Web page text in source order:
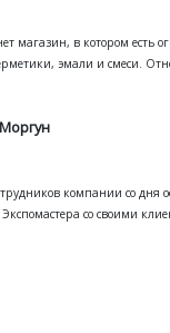
магазин, в котором есть
эмали и смеси.
компании со дня
со своими